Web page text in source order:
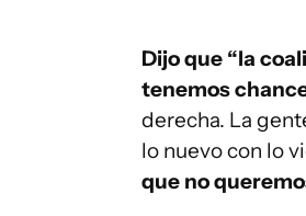
Dijo que “la
tenemos
derecha. La
lo nuevo con lo
que no